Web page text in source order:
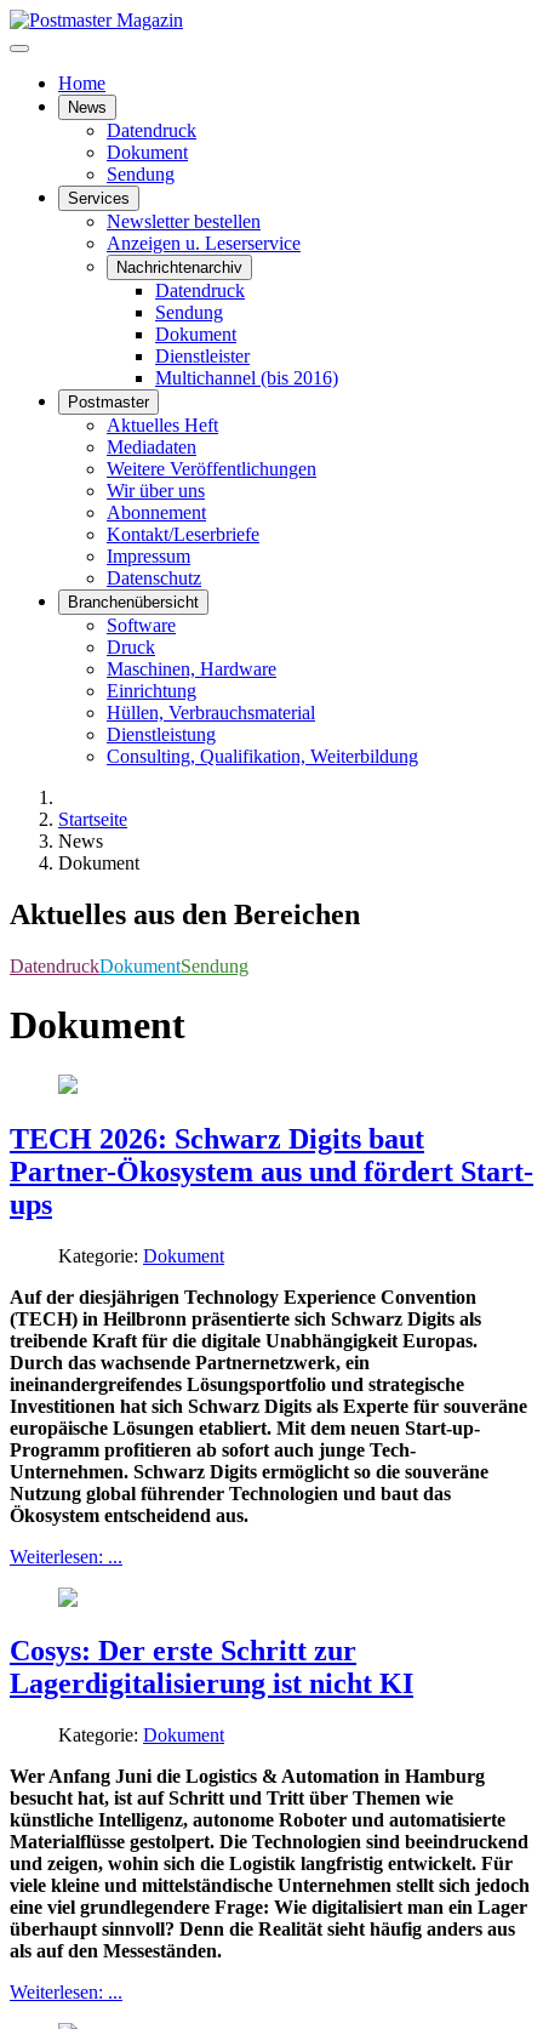
Home
News
Datendruck
Dokument
Sendung
Services
Newsletter bestellen
Anzeigen u. Leserservice
Nachrichtenarchiv
Datendruck
Sendung
Dokument
Dienstleister
Multichannel (bis 2016)
Postmaster
Aktuelles Heft
Mediadaten
Weitere Veröffentlichungen
Wir über uns
Abonnement
Kontakt/Leserbriefe
Impressum
Datenschutz
Branchenübersicht
Software
Druck
Maschinen, Hardware
Einrichtung
Hüllen, Verbrauchsmaterial
Dienstleistung
Consulting, Qualifikation, Weiterbildung
Startseite
News
Dokument
Aktuelles aus den Bereichen
DatendruckDokumentSendung
Dokument
TECH 2026: Schwarz Digits baut
Partner-Ökosystem aus und fördert Start-
ups
Kategorie: Dokument
Auf der diesjährigen Technology Experience Convention
(TECH) in Heilbronn präsentierte sich Schwarz Digits als
treibende Kraft für die digitale Unabhängigkeit Europas.
Durch das wachsende Partnernetzwerk, ein
ineinandergreifendes Lösungsportfolio und strategische
Investitionen hat sich Schwarz Digits als Experte für souveräne
europäische Lösungen etabliert. Mit dem neuen Start-up-
Programm profitieren ab sofort auch junge Tech-
Unternehmen. Schwarz Digits ermöglicht so die souveräne
Nutzung global führender Technologien und baut das
Ökosystem entscheidend aus.
Weiterlesen: ...
Cosys: Der erste Schritt zur
Lagerdigitalisierung ist nicht KI
Kategorie: Dokument
Wer Anfang Juni die Logistics & Automation in Hamburg
besucht hat, ist auf Schritt und Tritt über Themen wie
künstliche Intelligenz, autonome Roboter und automatisierte
Materialflüsse gestolpert. Die Technologien sind beeindruckend
und zeigen, wohin sich die Logistik langfristig entwickelt. Für
viele kleine und mittelständische Unternehmen stellt sich jedoch
eine viel grundlegendere Frage: Wie digitalisiert man ein Lager
überhaupt sinnvoll? Denn die Realität sieht häufig anders aus
als auf den Messeständen.
Weiterlesen: ...